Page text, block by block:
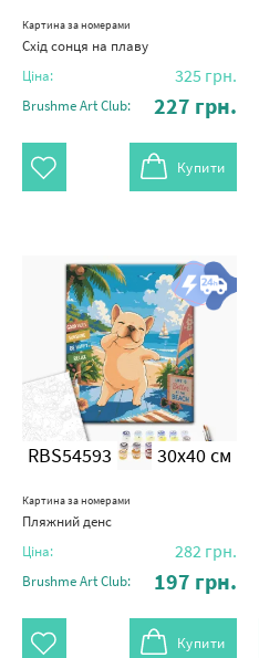
Картина за номерами
Схід сонця на плаву
Ціна: 325 грн.
Brushme Art Club: 227 грн.
Купити
RBS54593 30x40 см
Картина за номерами
Пляжний денс
Ціна: 282 грн.
Brushme Art Club: 197 грн.
Купити